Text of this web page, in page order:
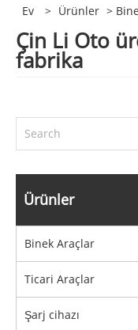
Ev > Ürünler >
Çin Li Oto
fabrika
Ürünler
Binek Araçlar
Ticari Araçlar
Şarj cihazı